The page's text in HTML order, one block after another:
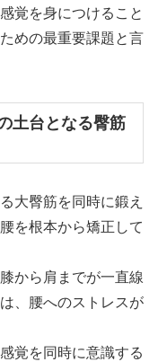
覚を身につけること
めの最重要課題と言
土台となる臀筋
大臀筋を同時に鍛え
を根本から矯正して
から肩までが一直線
、腰へのストレスが
覚を同時に意識する